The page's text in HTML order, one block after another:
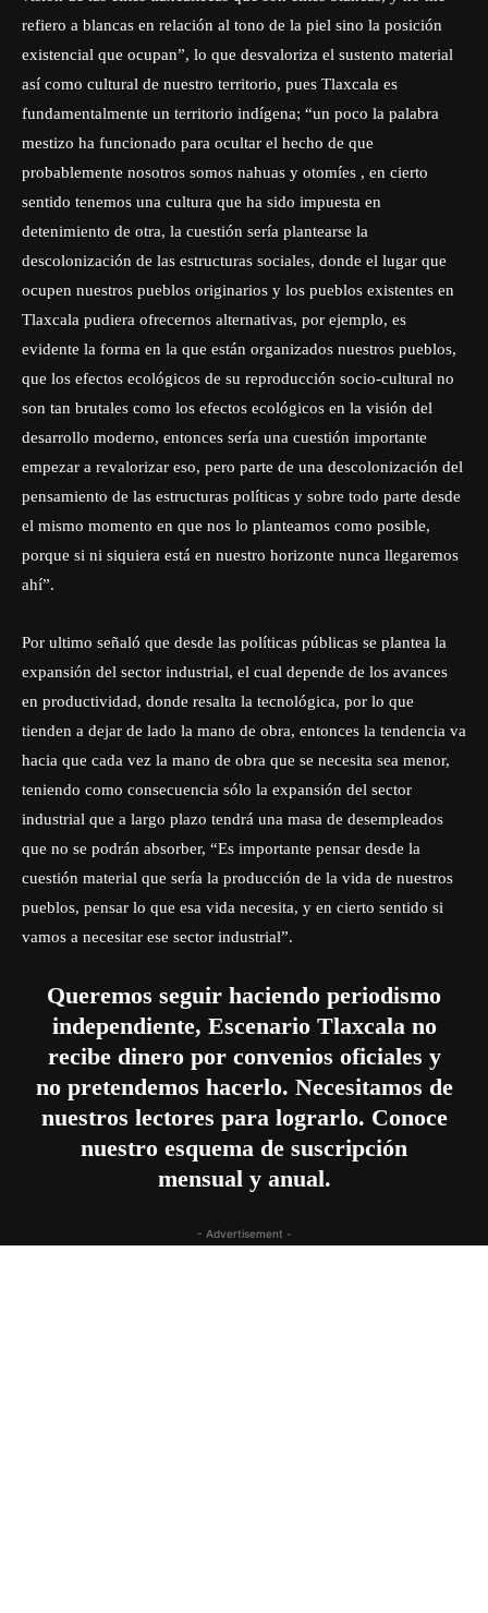
refiero a blancas en relación al tono de la piel sino la posición
existencial que ocupan”, lo que desvaloriza el sustento material
así como cultural de nuestro territorio, pues Tlaxcala es
fundamentalmente un territorio indígena; “un poco la palabra
mestizo ha funcionado para ocultar el hecho de que
probablemente nosotros somos nahuas y otomíes , en cierto
sentido tenemos una cultura que ha sido impuesta en
detenimiento de otra, la cuestión sería plantearse la
descolonización de las estructuras sociales, donde el lugar que
ocupen nuestros pueblos originarios y los pueblos existentes en
Tlaxcala pudiera ofrecernos alternativas, por ejemplo, es
evidente la forma en la que están organizados nuestros pueblos,
que los efectos ecológicos de su reproducción socio-cultural no
son tan brutales como los efectos ecológicos en la visión del
desarrollo moderno, entonces sería una cuestión importante
empezar a revalorizar eso, pero parte de una descolonización del
pensamiento de las estructuras políticas y sobre todo parte desde
el mismo momento en que nos lo planteamos como posible,
porque si ni siquiera está en nuestro horizonte nunca llegaremos
ahí”.
Por ultimo señaló que desde las políticas públicas se plantea la
expansión del sector industrial, el cual depende de los avances
en productividad, donde resalta la tecnológica, por lo que
tienden a dejar de lado la mano de obra, entonces la tendencia va
hacia que cada vez la mano de obra que se necesita sea menor,
teniendo como consecuencia sólo la expansión del sector
industrial que a largo plazo tendrá una masa de desempleados
que no se podrán absorber, “Es importante pensar desde la
cuestión material que sería la producción de la vida de nuestros
pueblos, pensar lo que esa vida necesita, y en cierto sentido si
vamos a necesitar ese sector industrial”.
Queremos seguir haciendo periodismo
independiente, Escenario Tlaxcala no
recibe dinero por convenios oficiales y
no pretendemos hacerlo. Necesitamos de
nuestros lectores para lograrlo. Conoce
nuestro esquema de suscripción
mensualy anual.
- Advertisement -